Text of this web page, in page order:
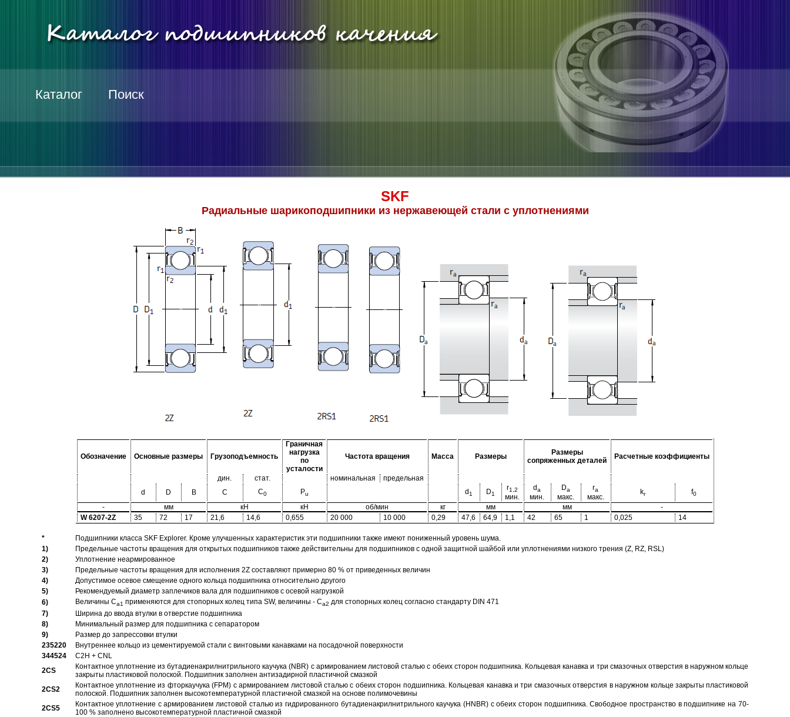
Каталог Поиск
SKF
Радиальные шарикоподшипники из нержавеющей стали с уплотнениями
Обозначение Основные размеры Грузоподъемность
Граничная
нагрузка
по
усталости
Частота вращения Масса Размеры
Размеры
сопряженных деталей
Расчетные коэффициенты
дин. стат. номинальная
предельная
d
D B C C0 Pu d1 D1
r1,2
мин.
da
мин.
Da
макс.
ra
макс.
kr f0
- мм кН кН об/мин кг мм мм
-
W 6207-2Z
35 72 17 21,6 14,6 0,655 20 000 10 000 0,29 47,6 64,9 1,1 42 65 1 0,025 14
*
Подшипники класса SKF Explorer. Кроме улучшенных характеристик эти подшипники также имеют пониженный уровень шума.
1)
Предельные частоты вращения для открытых подшипников также действительны для подшипников с одной защитной шайбой или уплотнениями низкого трения (Z, RZ, RSL)
2)
Уплотнение неармированное
3)
Предельные частоты вращения для исполнения 2Z составляют примерно 80 % от приведенных величин
4)
Допустимое осевое смещение одного кольца подшипника относительно другого
5)
Рекомендуемый диаметр заплечиков вала для подшипников с осевой нагрузкой
6)
Величины Ca1 применяются для стопорных колец типа SW, величины - Ca2 для стопорных колец согласно стандарту DIN 471
7)
Ширина до ввода втулки в отверстие подшипника
8)
Минимальный размер для подшипника с сепаратором
9)
Размер до запрессовки втулки
235220
Внутреннее кольцо из цементируемой стали с винтовыми канавками на посадочной поверхности
344524
C2H + CNL
2CS
Контактное уплотнение из бутадиенакрилнитрильного каучука (NBR) с армированием листовой сталью с обеих сторон подшипника. Кольцевая канавка и три смазочных отверстия в наружном кольце
закрыты пластиковой полоской. Подшипник заполнен антизадирной пластичной смазкой
2CS2
Контактное уплотнение из фторкаучука (FPM) с армированием листовой сталью с обеих сторон подшипника. Кольцевая канавка и три смазочных отверстия в наружном кольце закрыты пластиковой
полоской. Подшипник заполнен высокотемпературной пластичной смазкой на основе полимочевины
2CS5
Контактное уплотнение с армированием листовой сталью из гидрированного бутадиенакрилнитрильного каучука (HNBR) с обеих сторон подшипника. Свободное пространство в подшипнике на 70-
100 % заполнено высокотемпературной пластичной смазкой